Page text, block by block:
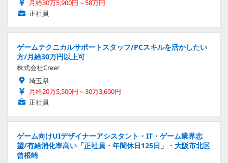
月給30万5,900円～58万円
正社員
ゲームテクニカルサポートスタッフ/PCスキルを活かしたい
方/月給30万円以上可
株式会社Creer
埼玉県
月給20万5,500円～30万3,600円
正社員
ゲーム向けUIデザイナーアシスタント・IT・ゲーム業界志
望/有給消化率高い「正社員・年間休日125日」・大阪市北区
曾根崎